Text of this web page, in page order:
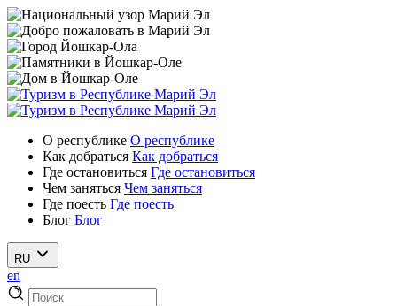
О республике О республике
Как добраться Как добраться
Где остановиться Где остановиться
Чем заняться Чем заняться
Где поесть Где поесть
Блог Блог
RU
en